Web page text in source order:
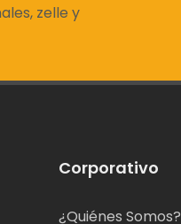
zelle y
Corporativo
¿Quiénes Somos?